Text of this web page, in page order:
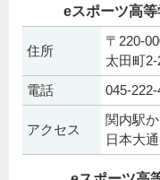
eスポーツ高
住所
〒220-
太田町2-
電話 045-222-
アクセス
関内駅
日本大